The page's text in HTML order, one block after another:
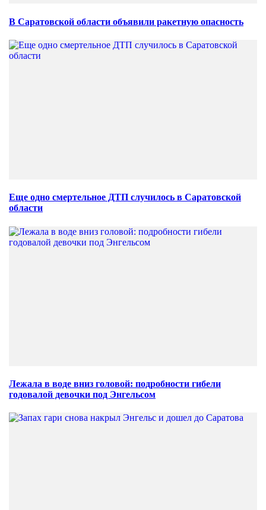
В Саратовской области объявили ракетную опасность
Еще одно смертельное ДТП случилось в Саратовской
области
Лежала в воде вниз головой: подробности гибели
годовалой девочки под Энгельсом